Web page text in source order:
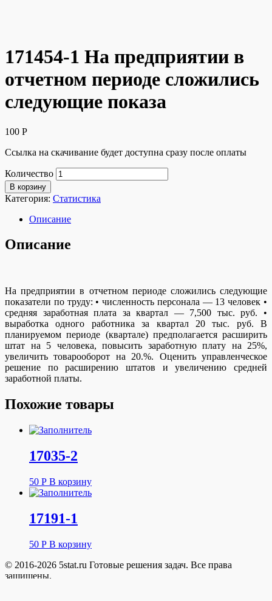
171454-1 На предприятии в
отчетном периоде сложились
следующие показа
100 Р
Ссылка на скачивание будет доступна сразу после оплаты
Количество
В корзину
Категория: Статистика
Описание
Описание
На предприятии в отчетном периоде сложились следующие
показатели по труду: • численность персонала — 13 человек •
средняя заработная плата за квартал — 7,500 тыс. руб. •
выработка одного работника за квартал 20 тыс. руб. В
планируемом периоде (квартале) предполагается расширить
штат на 5 человека, повысить заработную плату на 25%,
увеличить товарооборот на 20.%. Оценить управленческое
решение по расширению штатов и увеличению средней
заработной платы.
Похожие товары
17035-2
50 Р В корзину
17191-1
50 Р В корзину
© 2016-2026 5stat.ru Готовые решения задач. Все права
защищены.